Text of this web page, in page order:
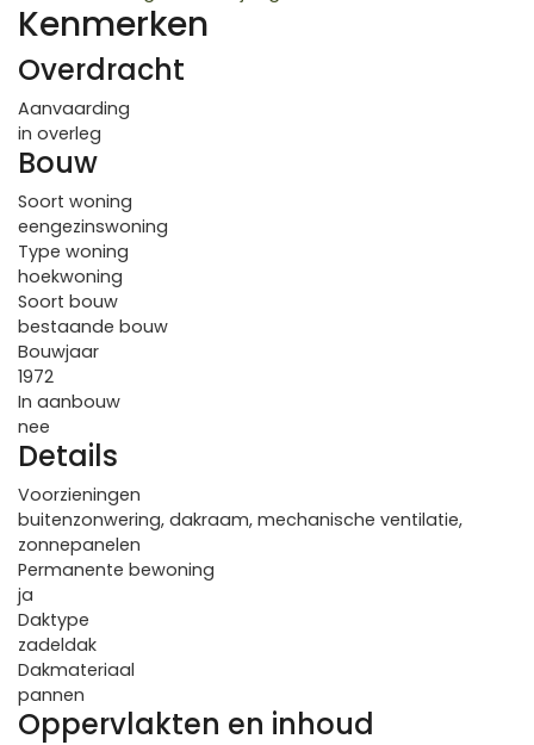
Kenmerken
Overdracht
Aanvaarding
in overleg
Bouw
Soort woning
eengezinswoning
Type woning
hoekwoning
Soort bouw
bestaande bouw
Bouwjaar
1972
In aanbouw
nee
Details
Voorzieningen
buitenzonwering, dakraam, mechanische ventilatie,
zonnepanelen
Permanente bewoning
ja
Daktype
zadeldak
Dakmateriaal
pannen
Oppervlakten en inhoud